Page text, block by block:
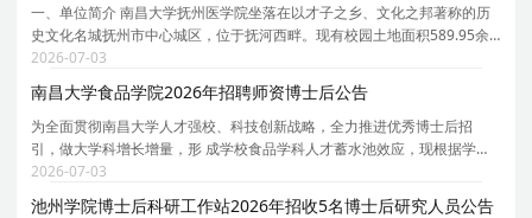
一、单位简介 南昌大学抚州医学院坐落在以才子之乡、文化之邦著称的历
史文化名城抚州市中心城区，位于抚河西畔。现有校园土地面积589.95余
亩，校舍建筑总面积24.81万㎡。学院是培养医学专门应用型人才的高等院
校，学院内设基础医学院、临床医学院、口腔医学
2026-07-03
南昌大学食品学院2026年招聘师资博士后公告
为全面贯彻南昌大学人才强校、科技创新战略，全力推进优秀博士后招
引，做大学科增长增量，形 成学校食品学科人才蓄水池效应，现根据学科
发展需要，依托食品科学与工程博士后科研流动站，面向国内外公开招收
师资博士后专职科研人员，本次计划招聘师资博士后不
2026-07-03
池州学院博士后科研工作站2026年招收5名博士后研究人员公告